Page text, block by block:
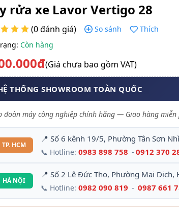
rửa xe Lavor Vertigo 28
(0 đánh giá) So sánh
Thích
Còn hàng
(Giá chưa bao gồm VAT)
THỐNG SHOWROOM TOÀN QUỐC
đoàn máy công nghiệp chính hãng — Giao hàng
TP. HCM
📍 Số 6 kênh 19/5, Phường Tân Sơn
📞 Hotline: 0983 898 758 - 0912 370
HÀ NỘI
📍 Số 2 Lê Đức Thọ, Phường Mai Dịch,
📞 Hotline: 0982 090 819 - 0987 661